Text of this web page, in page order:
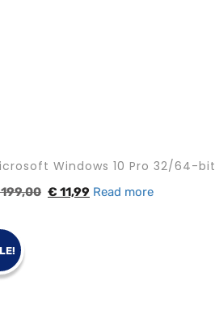
Windows 10 Pro 32/64-bit
€ 11,99 Read more